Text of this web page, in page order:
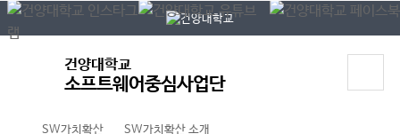
본문 바로가기
대메뉴 바로가기
건양대학교
소프트웨어중심사업단
SW가치확산 SW가치확산 소개